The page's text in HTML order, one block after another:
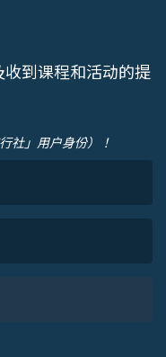
到课程和活动的提
社」用户身份）！